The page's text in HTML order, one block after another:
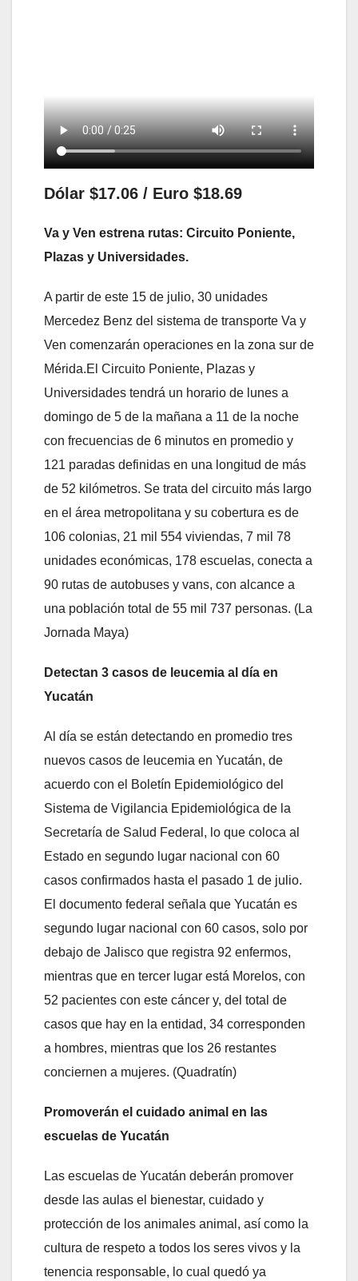
Dólar $17.06 / Euro $18.69
Va y Ven estrena rutas: Circuito Poniente,
Plazas y Universidades.
A partir de este 15 de julio, 30 unidades
Mercedez Benz del sistema de transporte Va y
Ven comenzarán operaciones en la zona sur de
Mérida.El Circuito Poniente, Plazas y
Universidades tendrá un horario de lunes a
domingo de 5 de la mañana a 11 de la noche
con frecuencias de 6 minutos en promedio y
121 paradas definidas en una longitud de más
de 52 kilómetros. Se trata del circuito más largo
en el área metropolitana y su cobertura es de
106 colonias, 21 mil 554 viviendas, 7 mil 78
unidades económicas, 178 escuelas, conecta a
90 rutas de autobuses y vans, con alcance a
una población total de 55 mil 737 personas. (La
Jornada Maya)
Detectan 3 casos de leucemia al día en
Yucatán
Al día se están detectando en promedio tres
nuevos casos de leucemia en Yucatán, de
acuerdo con el Boletín Epidemiológico del
Sistema de Vigilancia Epidemiológica de la
Secretaría de Salud Federal, lo que coloca al
Estado en segundo lugar nacional con 60
casos confirmados hasta el pasado 1 de julio.
El documento federal señala que Yucatán es
segundo lugar nacional con 60 casos, solo por
debajo de Jalisco que registra 92 enfermos,
mientras que en tercer lugar está Morelos, con
52 pacientes con este cáncer y, del total de
casos que hay en la entidad, 34 corresponden
a hombres, mientras que los 26 restantes
conciernen a mujeres. (Quadratín)
Promoverán el cuidado animal en las
escuelas de Yucatán
Las escuelas de Yucatán deberán promover
desde las aulas el bienestar, cuidado y
protección de los animales animal, así como la
cultura de respeto a todos los seres vivos y la
tenencia responsable, lo cual quedó ya